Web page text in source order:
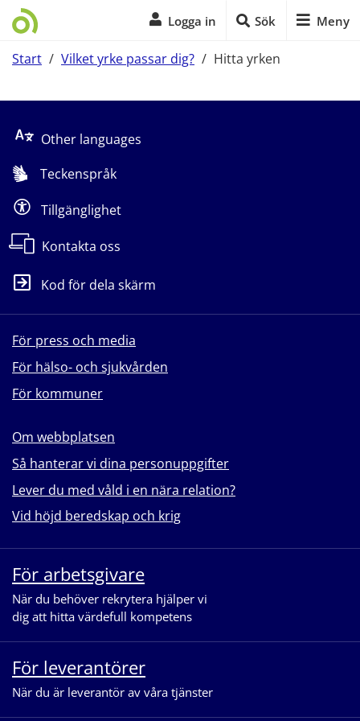
Logga in Sök Meny
Start / Vilket yrke passar dig? / Hitta yrken
Other languages
Teckenspråk
Tillgänglighet
Kontakta oss
Kod för dela skärm
För press och media
För hälso- och sjukvården
För kommuner
Om webbplatsen
Så hanterar vi dina personuppgifter
Lever du med våld i en nära relation?
Vid höjd beredskap och krig
För arbetsgivare
När du behöver rekrytera hjälper vi
dig att hitta värdefull kompetens
För leverantörer
När du är leverantör av våra tjänster